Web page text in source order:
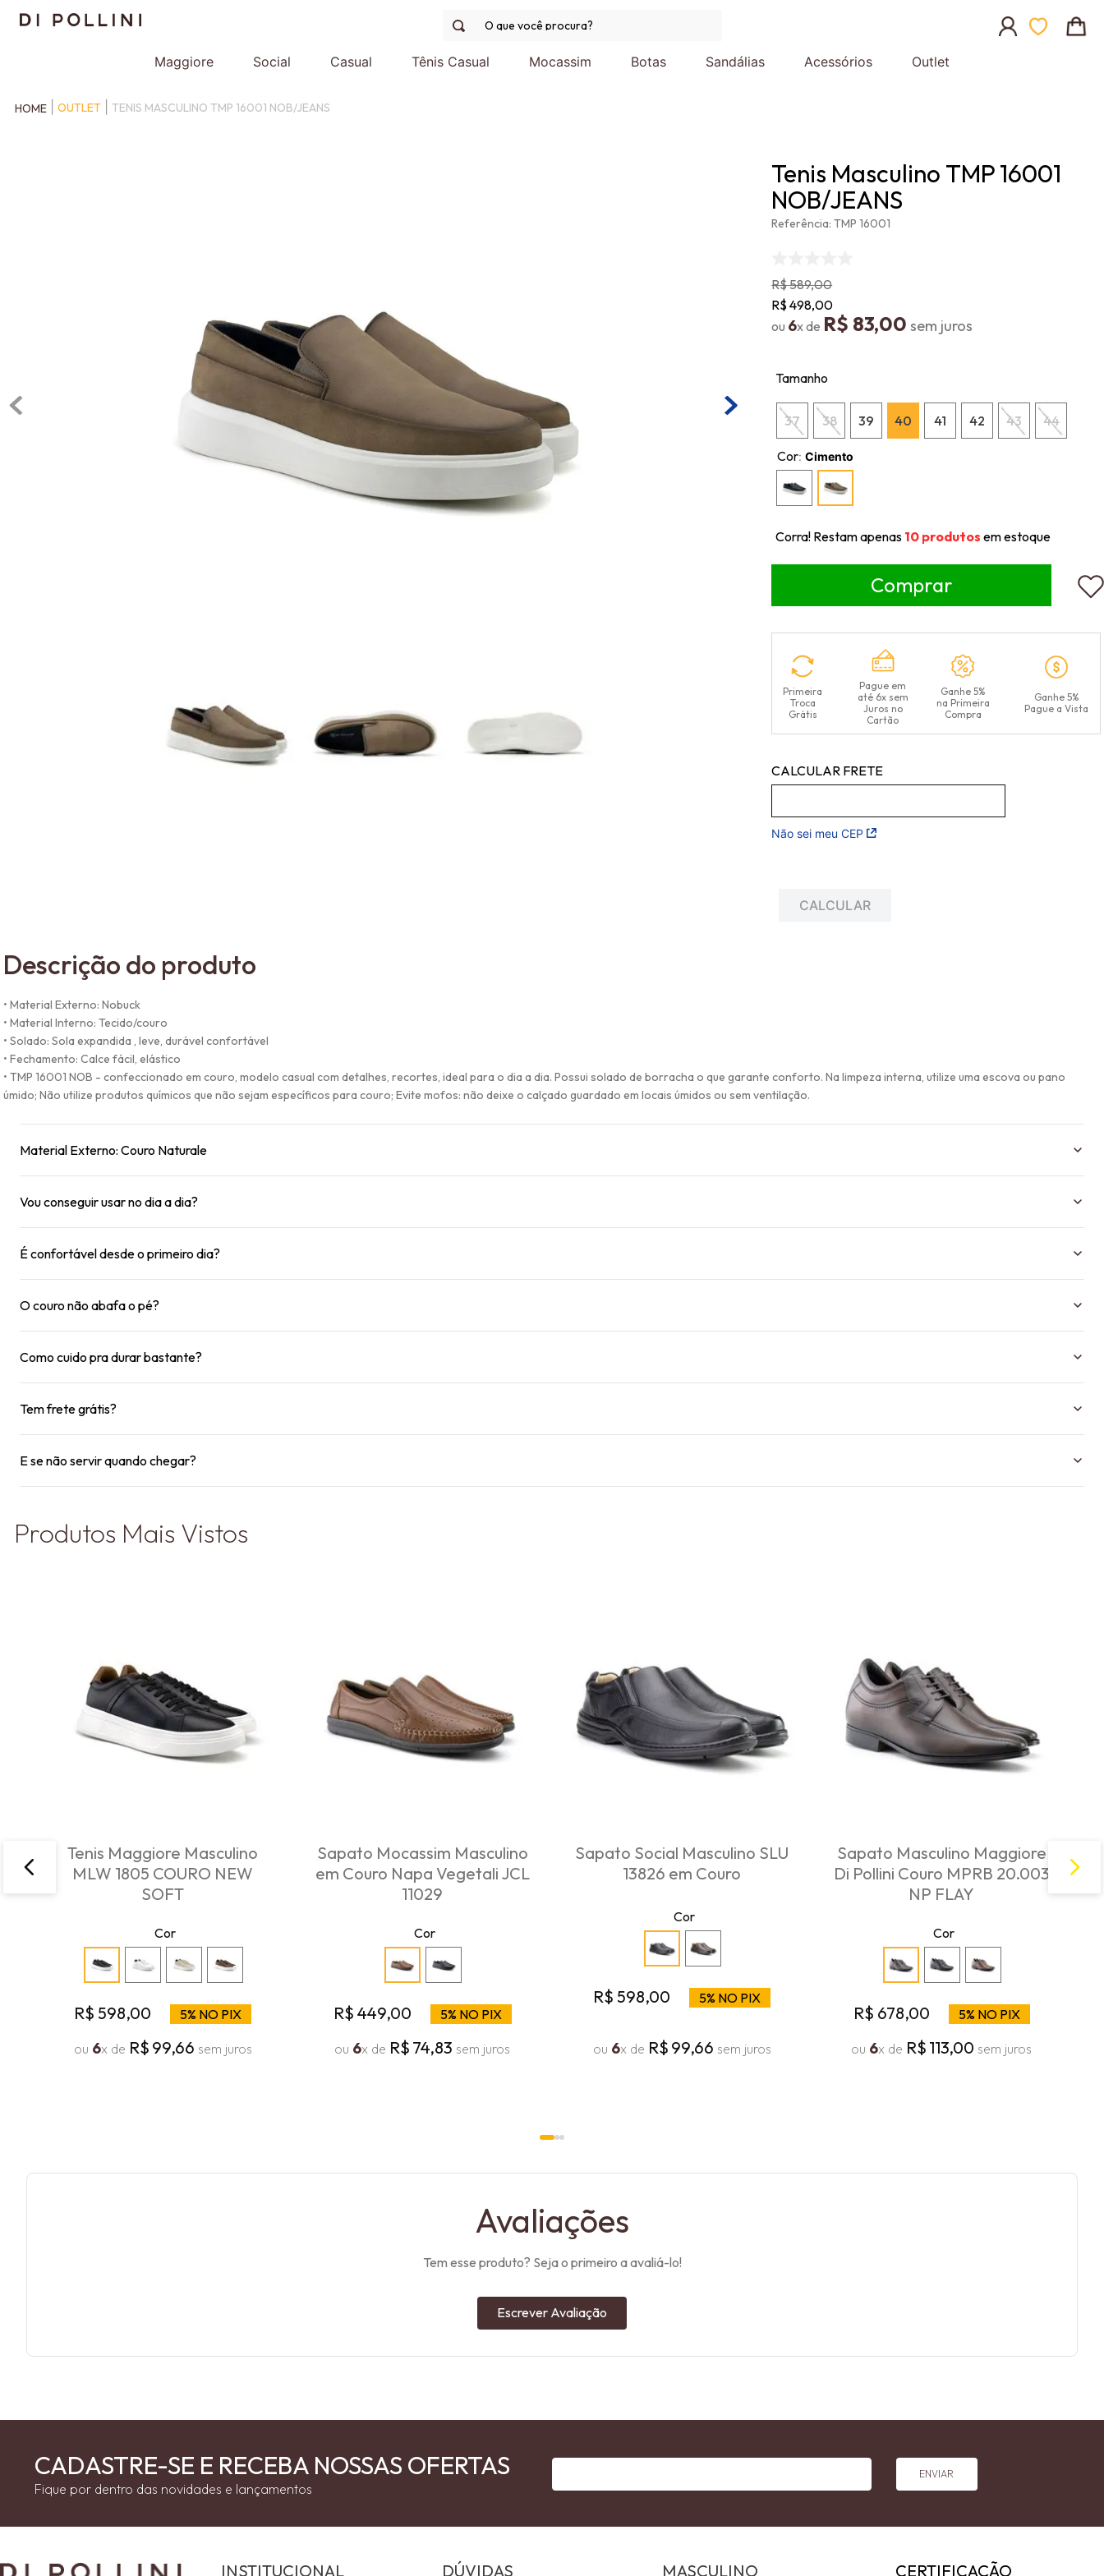
O que você procura?
Maggiore Social Casual Tênis Casual Mocassim Botas Sandálias Acessórios Outlet
OUTLET TENIS MASCULINO TMP 16001 NOB/JEANS
Tenis Masculino TMP 16001
NOB/JEANS
Referência:TMP 16001
R$589,00
R$ 498,00
6 R$ 83,00
Tamanho
Cor: Cimento
37 38 39 40 41 42 43 44
Corra! Restam apenas 10 produtos em estoque
Primeira
Troca
Grátis
Pague em
até 6x sem
Juros no
Cartão
Ganhe 5%
na Primeira
Compra
Ganhe 5%
Pague a Vista
Não sei meu CEP
Descrição do produto
• Material Externo: Nobuck
• Material Interno: Tecido/couro
• Solado: Sola expandida , leve, durável confortável
• Fechamento: Calce fácil, elástico
• TMP 16001 NOB - confeccionado em couro, modelo casual com detalhes, recortes, ideal para o dia a dia. Possui solado de borracha o que garante conforto. Na limpeza interna, utilize uma escova ou pano
úmido; Não utilize produtos químicos que não sejam específicos para couro; Evite mofos: não deixe o calçado guardado em locais úmidos ou sem ventilação.
Material Externo: Couro Naturale
Vou conseguir usar no dia a dia?
É confortável desde o primeiro dia?
O couro não abafa o pé?
Como cuido pra durar bastante?
Tem frete grátis?
E se não servir quando chegar?
Produtos Mais Vistos
Tenis Maggiore Masculino
MLW 1805 COURO NEW
SOFT
Cor
R$ 598,00 5% NO PIX
ou 6x de R$ 99,66 sem juros
Sapato Mocassim Masculino
em Couro Napa Vegetali JCL
11029
Cor
R$ 449,00 5% NO PIX
ou 6x de R$ 74,83 sem juros
Sapato Social Masculino SLU
13826 em Couro
Cor
R$ 598,00 5% NO PIX
ou 6x de R$ 99,66 sem juros
Sapato Masculino Maggiore
Di Pollini Couro MPRB 20.003
NP FLAY
Cor
R$ 678,00 5% NO PIX
ou 6x de R$ 113,00 sem juros
Avaliações
Tem esse produto? Seja o primeiro a avaliá-lo!
Escrever Avaliação
CADASTRE-SE E RECEBA NOSSAS OFERTAS
Fique por dentro das novidades e lançamentos
ENVIAR
INSTITUCIONAL DÚVIDAS MASCULINO CERTIFICAÇÃO